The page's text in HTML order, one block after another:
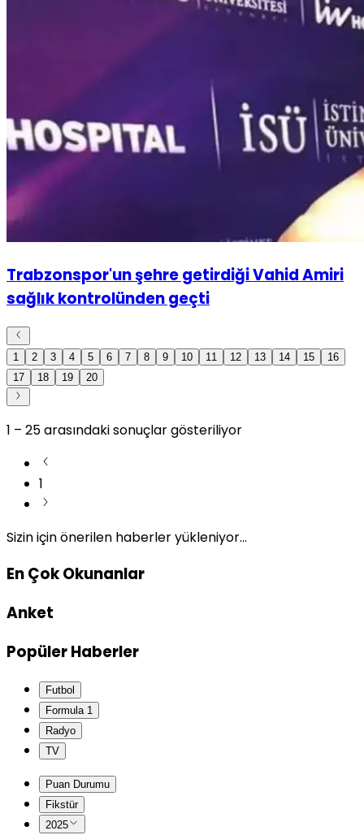
Trabzonspor'un şehre getirdiği Vahid Amiri
sağlık kontrolünden geçti
1 2 3 4 5 6 7 8 9 10 11 12 13 14 15
16
17
18 19 20
1 – 25arasındaki sonuçlar gösteriliyor
1
Sizin için önerilen haberler yükleniyor...
En Çok Okunanlar
Anket
Popüler Haberler
Futbol
Formula 1
Radyo
TV
Puan Durumu
Fikstür
2025